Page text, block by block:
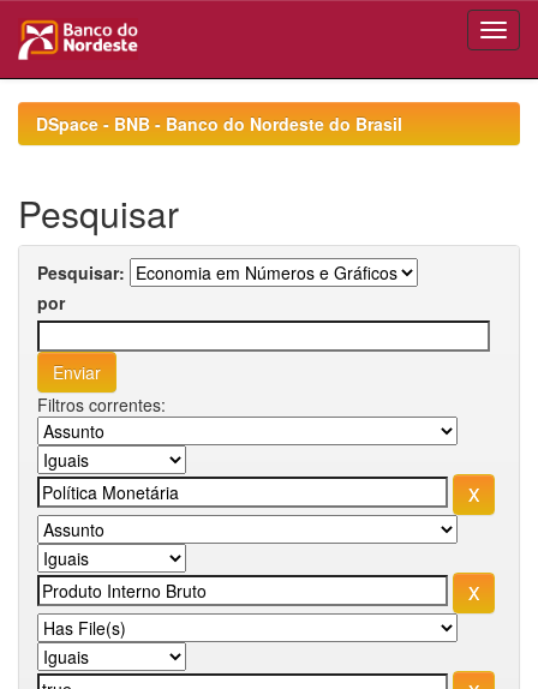
navigationDSpace - BNB - Banco do Nordeste do Brasil
Pesquisar
Pesquisar:
por
Filtros correntes: